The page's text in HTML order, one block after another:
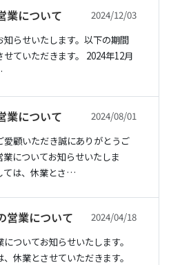
業について
2024/12/03
らせいたします。以下の期間
ていただきます。 2024年12月
業について
2024/08/01
顧いただき誠にありがとうご
についてお知らせいたしま
ては、休業とさ…
営業について
2024/04/18
ついてお知らせいたします。
休業とさせていただきます。